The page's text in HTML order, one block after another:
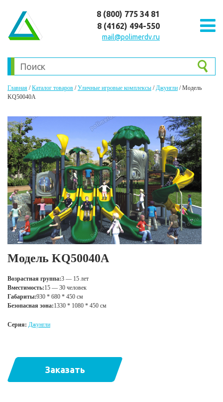
8 (800) 775 34 81
8 (4162) 494-550
mail@polimerdv.ru
Главная /Каталог товаров /Уличные игровые комплексы /Джунгли /Модель
KQ50040A
Модель KQ50040A
Возрастная группа:3 — 15 лет
Вместимость:15 — 30 человек
Габариты:930 * 680 * 450 см
Безопасная зона:1330 * 1080 * 450 см
Серия: Джунгли
Заказать